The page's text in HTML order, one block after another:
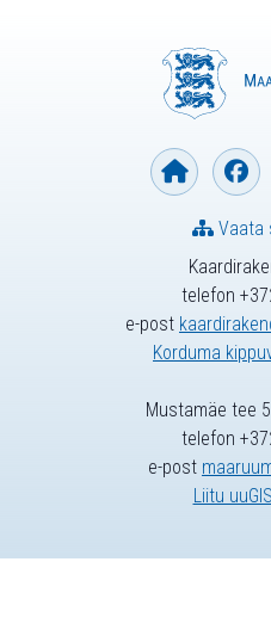
telefon
e-post
Korduma
Vaata
Mustamäe tee
telefon
e-post
Liitu